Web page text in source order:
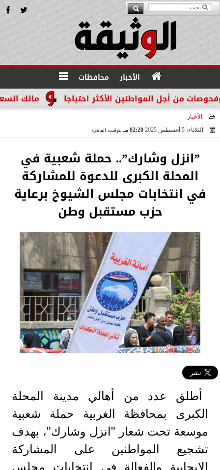
الأخبار محافظات
مالك السعيد أجل المواطنين الأكثر احتياجا
الأخبار
الثلاثاء، 5 أغسطس 2025
02:20 مـ بتوقيت القاهرة
”انزل وشارك”.. حملة شعبية في
المحلة الكبرى للدعوة للمشاركة
في انتخابات مجلس الشيوخ برعاية
حزب مستقبل وطن
أطلق عدد من أهالي مدينة المحلة
الكبرى بمحافظة الغربية حملة شعبية
موسعة تحت شعار "انزل وشارك"، بهدف
تشجيع المواطنين على المشاركة
الإيجابية والفعالة في انتخابات مجلس